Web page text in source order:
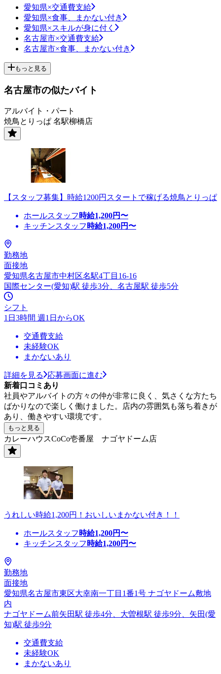
愛知県×交通費支給
愛知県×食事、まかない付き
愛知県×スキルが身に付く
名古屋市×交通費支給
名古屋市×食事、まかない付き
もっと見る
名古屋市の似たバイト
アルバイト・パート
焼鳥とりっぱ 名駅柳橋店
【スタッフ募集】時給1200円スタートで稼げる焼鳥とりっぱ
ホールスタッフ 時給1,200円〜
キッチンスタッフ 時給1,200円〜
勤務地
面接地
愛知県名古屋市中村区名駅4丁目16-16
国際センター(愛知)駅 徒歩3分、名古屋駅 徒歩5分
シフト
1日3時間 週1日からOK
交通費支給
未経験OK
まかないあり
詳細を見る
応募画面に進む
新着口コミあり
社員やアルバイトの方々の仲が非常に良く、気さくな方たち
ばかりなので楽しく働けました。店内の雰囲気も落ち着きが
あり、働きやすい環境です。
もっと見る
カレーハウスCoCo壱番屋 ナゴヤドーム店
うれしい時給1,200円！おいしいまかない付き！！
ホールスタッフ 時給1,200円〜
キッチンスタッフ 時給1,200円〜
勤務地
面接地
愛知県名古屋市東区大幸南一丁目1番1号 ナゴヤドーム敷地
内
ナゴヤドーム前矢田駅 徒歩4分、大曽根駅 徒歩9分、矢田(愛
知)駅 徒歩9分
交通費支給
未経験OK
まかないあり